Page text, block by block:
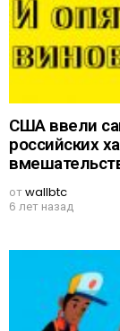
США ввели
российских
отwallbtc
6 лет назад